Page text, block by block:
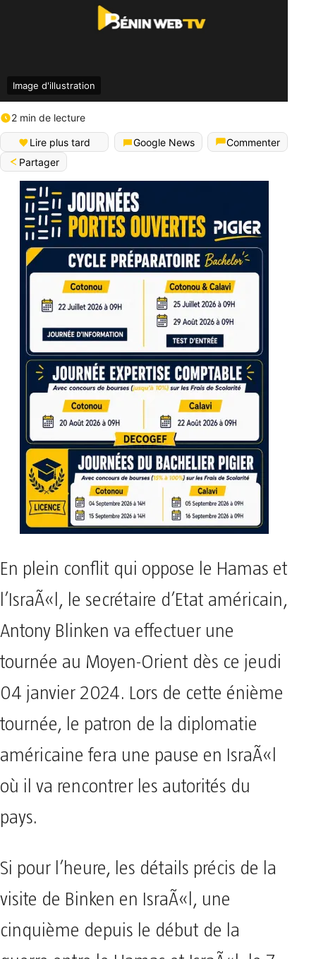
Image d'illustration
2 min de lecture
Lire plus tard Google News
Commenter
Partager
En plein conflit qui oppose le Hamas et
l’IsraÃ«l, le secrétaire d’Etat américain,
Antony Blinken va effectuer une
tournée au Moyen-Orient dès ce jeudi
04 janvier 2024. Lors de cette énième
tournée, le patron de la diplomatie
américaine fera une pause en IsraÃ«l
où il va rencontrer les autorités du
pays.
Si pour l’heure, les détails précis de la
visite de Binken en IsraÃ«l, une
cinquième depuis le début de la